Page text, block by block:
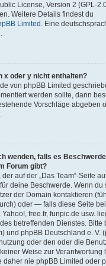
License, Version 2 (GPL-
Weitere Details findest du
Limited . Eine
x oder y nicht enthalten?
von phpBB Limited
werden sollte, dann
Vorschläge abgeben
wenden, falls es
Forum gibt?
auf der „Das Team“-Seite
deine Beschwerde. Wenn du
der Domain kontaktieren
oder — falls diese Seite
Yahoo!, free.fr, funpic.de usw.
betreffenden Dienstes. Bitte
und phpBB Deutschland e. V.
oder den oder die
Weise zur
daher nie phpBB Limited oder